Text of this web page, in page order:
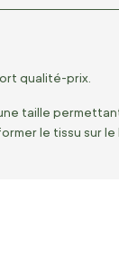
qualité-prix.
taille
le tissu sur le